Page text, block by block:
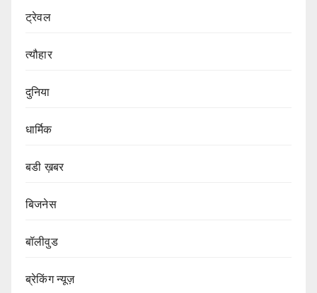
ट्रेवल
त्यौहार
दुनिया
धार्मिक
बडी ख़बर
बिजनेस
बॉलीवुड
ब्रेकिंग न्यूज़